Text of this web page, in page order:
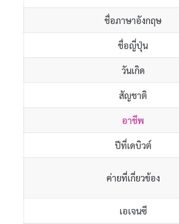
ชื่อภาษาอังกฤษ
ชื่อญี่ปุ่น
วันเกิด
สัญชาติ
อาชีพ
ปีที่เดบิวต์
ค่ายที่เกี่ยวข้อง
เอเจนซี